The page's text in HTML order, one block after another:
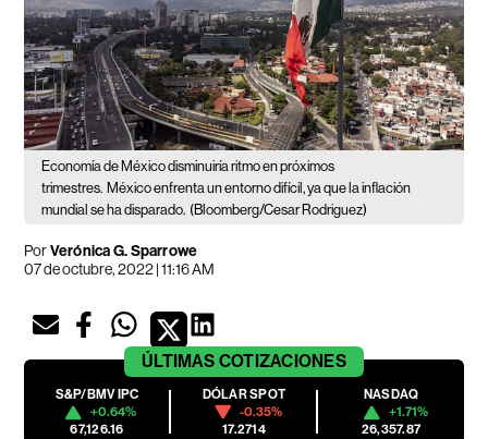
Economía de México disminuiría ritmo en próximos
trimestres. México enfrenta un entorno difícil, ya que la inflación
mundial se ha disparado. (Bloomberg/Cesar Rodriguez)
PorVerónica G. Sparrowe
07 de octubre, 2022 | 11:16 AM
ÚLTIMAS COTIZACIONES
S&P/BMV IPC
+0.64%
67,126.16
DÓLAR SPOT
-0.35%
17.2714
NASDAQ
+1.71%
26,357.87